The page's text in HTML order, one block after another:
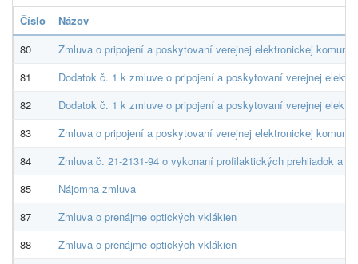
Číslo
Názov
80
Zmluva o pripojení a poskytovaní verejnej elektronickej
81
Dodatok č. 1 k zmluve o pripojení a poskytovaní verejnej
82
Dodatok č. 1 k zmluve o pripojení a poskytovaní verejnej
83
Zmluva o pripojení a poskytovaní verejnej elektronickej
84
Zmluva č. 21-2131-94 o vykonaní profilaktických prehliadok a
85
Nájomna zmluva
87
Zmluva o prenájme optických vklákien
88
Zmluva o prenájme optických vklákien